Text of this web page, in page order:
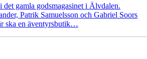
gamla godsmagasinet i Älvdalen.
Patrik Samuelsson och Gabriel Soors
ska en äventyrsbutik…